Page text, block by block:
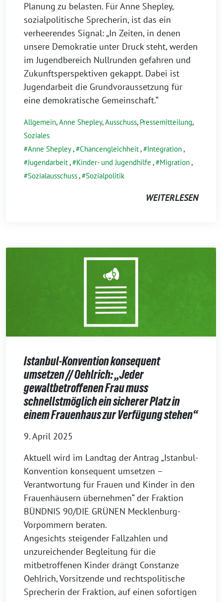
Planung zu belasten. Für Anne Shepley,
sozialpolitische Sprecherin, ist das ein
verheerendes Signal: „In Zeiten, in denen
unsere Demokratie unter Druck steht, werden
im Jugendbereich Nullrunden gefahren und
Zukunftsperspektiven gekappt. Dabei ist
Jugendarbeit die Grundvoraussetzung für
eine demokratische Gemeinschaft.“
Allgemein,Anne Shepley,Ausschuss, Pressemitteilung,
Soziales
Anne Shepley, Chancengleichheit, Integration,
Jugendarbeit, Kinder- und Jugendhilfe , Migration,
Sozialausschuss, Sozialpolitik
WEITERLESEN
Istanbul-Konvention konsequent
umsetzen // Oehlrich: „Jeder
gewaltbetroffenen Frau muss
schnellstmöglich ein sicherer Platz in
einem Frauenhaus zur Verfügung stehen“
9. April 2025
Aktuell wird im Landtag der Antrag „Istanbul-
Konvention konsequent umsetzen –
Verantwortung für Frauen und Kinder in den
Frauenhäusern übernehmen“ der Fraktion
BÜNDNIS 90/DIE GRÜNEN Mecklenburg-
Vorpommern beraten.
Angesichts steigender Fallzahlen und
unzureichender Begleitung für die
mitbetroffenen Kinder drängt Constanze
Oehlrich, Vorsitzende und rechtspolitische
Sprecherin der Fraktion, auf einen sofortigen